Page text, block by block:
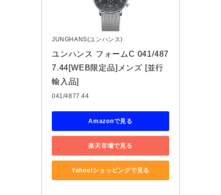
JUNGHANS(ユンハンス)
ユンハンス フォームC 041/487
7.44[WEB限定品]メンズ [並行
輸入品]
041/4877.44
Amazonで見る
楽天市場で見る
Yahoo!ショッピングで見る